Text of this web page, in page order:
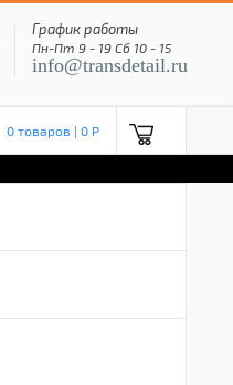
График работы
Пн-Пт 9 - 19 Сб 10 - 15
info@transdetail.ru
0 товаров | 0 P